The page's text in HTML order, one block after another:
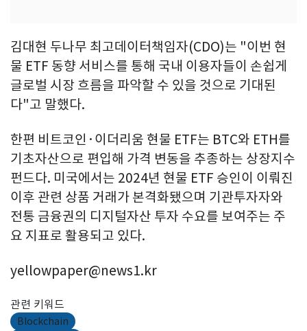
김대현 두나무 최고데이터책임자(CDO)는 "이번 현
물 ETF 동향 서비스를 통해 국내 이용자들이 손쉽게
글로벌 시장 흐름을 파악할 수 있을 것으로 기대된
다"고 말했다.
한편 비트코인·이더리움 현물 ETF는 BTC와 ETH를
기초자산으로 편입해 가격 변동을 추종하는 상장지수
펀드다. 미국에서는 2024년 현물 ETF 승인이 이뤄진
이후 관련 상품 거래가 본격화됐으며 기관투자자와
전통 금융권의 디지털자산 투자 수요를 보여주는 주
요 지표로 활용되고 있다.
yellowpaper@news1.kr
관련 키워드
Blockchain